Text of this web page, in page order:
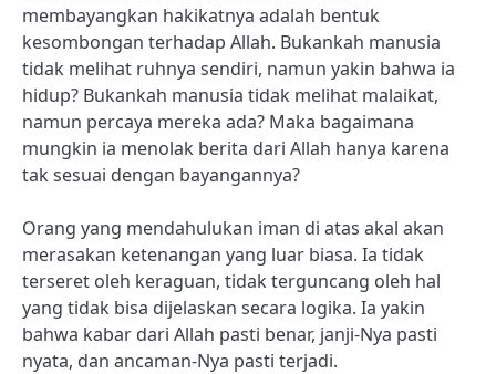
membayangkan hakikatnya adalah bentuk
kesombongan terhadap Allah. Bukankah manusia
tidak melihat ruhnya sendiri, namun yakin bahwa ia
hidup? Bukankah manusia tidak melihat malaikat,
namun percaya mereka ada? Maka bagaimana
mungkin ia menolak berita dari Allah hanya karena
tak sesuai dengan bayangannya?
Orang yang mendahulukan iman di atas akal akan
merasakan ketenangan yang luar biasa. Ia tidak
terseret oleh keraguan, tidak terguncang oleh hal
yang tidak bisa dijelaskan secara logika. Ia yakin
bahwa kabar dari Allah pasti benar, janji-Nya pasti
nyata, dan ancaman-Nya pasti terjadi.